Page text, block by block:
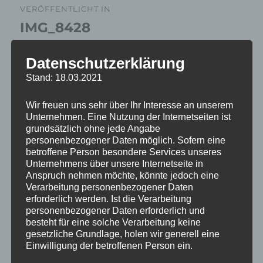
VERÖFFENTLICHT IN
IMG_8428
Datenschutzerklärung
Stand: 18.03.2021
Wir freuen uns sehr über Ihr Interesse an unserem
Unternehmen. Eine Nutzung der Internetseiten ist
grundsätzlich ohne jede Angabe
personenbezogener Daten möglich. Sofern eine
betroffene Person besondere Services unseres
Unternehmens über unsere Internetseite in
Anspruch nehmen möchte, könnte jedoch eine
Verarbeitung personenbezogener Daten
erforderlich werden. Ist die Verarbeitung
personenbezogener Daten erforderlich und
besteht für eine solche Verarbeitung keine
gesetzliche Grundlage, holen wir generell eine
Einwilligung der betroffenen Person ein.